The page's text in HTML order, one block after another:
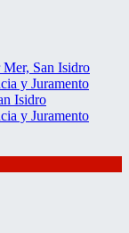
Isidro
y Juramento